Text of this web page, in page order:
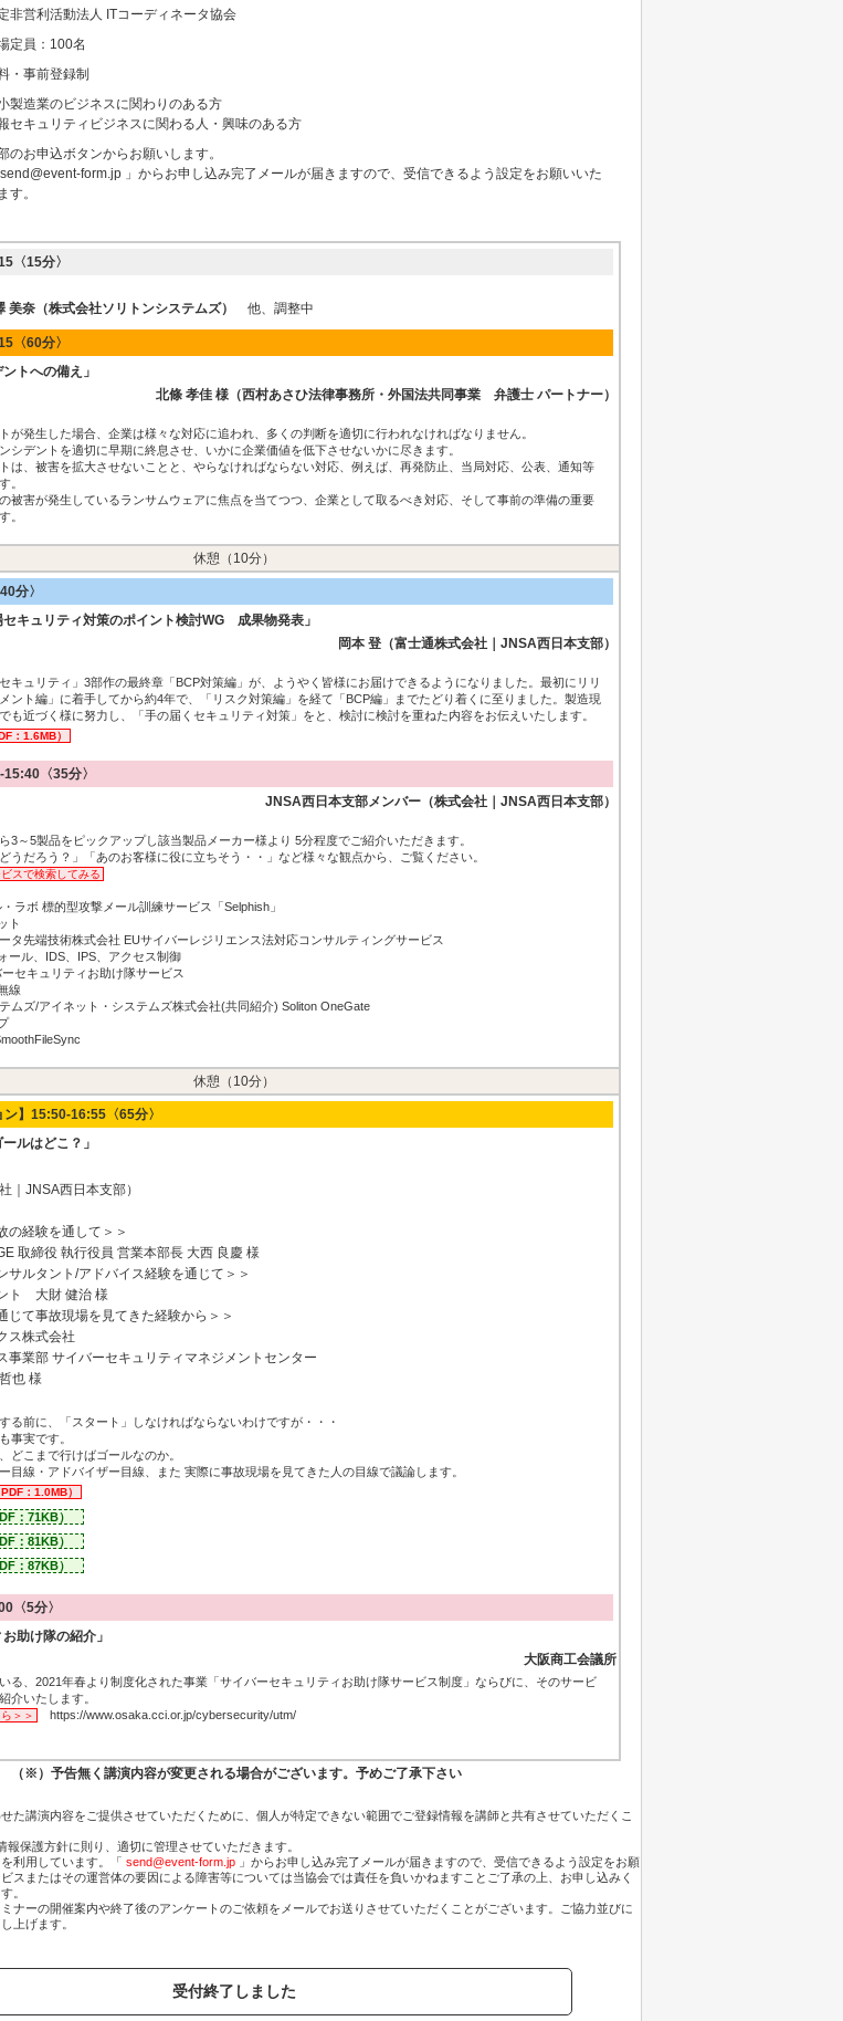
非営利活動法人 ITコーディネータ協会
定員：100名
・事前登録制
製造業のビジネスに関わりのある方
セキュリティビジネスに関わる人・興味のある方
のお申込ボタンからお願いします。
send@event-form.jp 」からお申し込み完了メールが届きますので、受信できるよう設定をお願いいた
す。
〈15分〉
奈（株式会社ソリトンシステムズ）
他、調整中
〈60分〉
トへの備え」
北條 孝佳 様（西村あさひ法律事務所・外国法共同事業 弁護士 パートナー）
が発生した場合、企業は様々な対応に追われ、多くの判断を適切に行われなければなりません。
シデントを適切に早期に終息させ、いかに企業価値を低下させないかに尽きます。
は、被害を拡大させないことと、やらなければならない対応、例えば、再発防止、当局対応、公表、通知等
。
被害が発生しているランサムウェアに焦点を当てつつ、企業として取るべき対応、そして事前の準備の重要
。
休憩（10分）
分〉
セキュリティ対策のポイント検討WG 成果物発表」
岡本 登（富士通株式会社｜JNSA西日本支部）
キュリティ」3部作の最終章「BCP対策編」が、ようやく皆様にお届けできるようになりました。最初にリリ
ント編」に着手してから約4年で、「リスク対策編」を経て「BCP編」までたどり着くに至りました。製造現
も近づく様に努力し、「手の届くセキュリティ対策」をと、検討に検討を重ねた内容をお伝えいたします。
：1.6MB）
〈35分〉
JNSA西日本支部メンバー（株式会社｜JNSA西日本支部）
3～5製品をピックアップし該当製品メーカー様より 5分程度でご紹介いただきます。
うだろう？」「あのお客様に役に立ちそう・・」など様々な観点から、ご覧ください。
スで検索してみる
ラボ 標的型攻撃メール訓練サービス「Selphish」
ト
タ先端技術株式会社 EUサイバーレジリエンス法対応コンサルティングサービス
ール、IDS、IPS、アクセス制御
セキュリティお助け隊サービス
線
ムズ/アイネット・システムズ株式会社(共同紹介) Soliton OneGate
休憩（10分）
ン】15:50-16:55〈65分〉
ルはどこ？」
｜JNSA西日本支部）
の経験を通して＞＞
取締役 執行役員 営業本部長 大西 良慶 様
サルタント/アドバイス経験を通じて＞＞
ト 大財 健治 様
じて事故現場を見てきた経験から＞＞
ス株式会社
事業部 サイバーセキュリティマネジメントセンター
也 様
る前に、「スタート」しなければならないわけですが・・・
事実です。
どこまで行けばゴールなのか。
目線・アドバイザー目線、また 実際に事故現場を見てきた人の目線で議論します。
：1.0MB）
：71KB）
：81KB）
：87KB）
〈5分〉
助け隊の紹介」
大阪商工会議所
る、2021年春より制度化された事業「サイバーセキュリティお助け隊サービス制度」ならびに、そのサービ
介いたします。
＞＞ https://www.osaka.cci.or.jp/cybersecurity/utm/
（※）予告無く講演内容が変更される場合がございます。予めご了承下さい
た講演内容をご提供させていただくために、個人が特定できない範囲でご登録情報を講師と共有させていただくこ
報保護方針に則り、適切に管理させていただきます。
利用しています。「 send@event-form.jp 」からお申し込み完了メールが届きますので、受信できるよう設定をお願
スまたはその運営体の要因による障害等については当協会では責任を負いかねますことご了承の上、お申し込みく
。
ナーの開催案内や終了後のアンケートのご依頼をメールでお送りさせていただくことがございます。ご協力並びに
上げます。
受付終了しました